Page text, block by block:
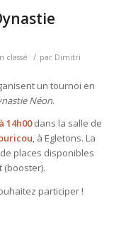
classé / par Dimitri
un tournoi en
Néon.
14h00dans la salle de
, à Egletons. La
places disponibles
(booster).
participer !